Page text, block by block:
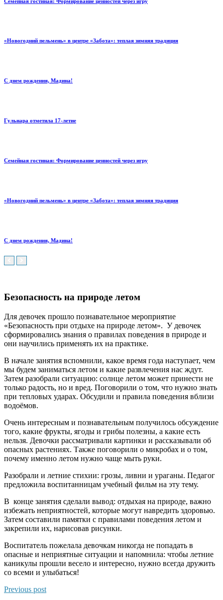
«Новогодний пельмень» в центре «Забота»: теплая зимняя традиция
С днем рождения, Мадина!
Гульнара отметила 17‑летие
Семейная гостиная: Формирование ценностей через игру
«Новогодний пельмень» в центре «Забота»: теплая зимняя традиция
С днем рождения, Мадина!
Безопасность на природе летом
Для девочек прошло познавательное мероприятие
«Безопасность при отдыхе на природе летом». У девочек
сформировались знания о правилах поведения в природе и
они научились применять их на практике.
В начале занятия вспомнили, какое время года наступает, чем
мы будем заниматься летом и какие развлечения нас ждут.
Затем разобрали ситуацию: солнце летом может принести не
только радость, но и вред. Поговорили о том, что нужно знать
при тепловых ударах. Обсудили и правила поведения вблизи
водоёмов.
Очень интересным и познавательным получилось обсуждение
того, какие фрукты, ягоды и грибы полезны, а какие есть
нельзя. Девочки рассматривали картинки и рассказывали об
опасных растениях. Также поговорили о микробах и о том,
почему именно летом нужно чаще мыть руки.
Разобрали и летние стихии: грозы, ливни и ураганы. Педагог
предложила воспитанницам учебный фильм на эту тему.
В конце занятия сделали вывод: отдыхая на природе, важно
избежать неприятностей, которые могут навредить здоровью.
Затем составили памятки с правилами поведения летом и
закрепили их, нарисовав рисунки.
Воспитатель пожелала девочкам никогда не попадать в
опасные и неприятные ситуации и напомнила: чтобы летние
каникулы прошли весело и интересно, нужно всегда дружить
со всеми и улыбаться!
Previous post